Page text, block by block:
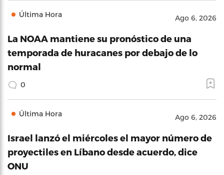
Última Hora Ago 6, 2026
La NOAA mantiene su pronóstico de una
temporada de huracanes por debajo de lo
normal
0
Última Hora Ago 6, 2026
Israel lanzó el miércoles el mayor número de
proyectiles en Líbano desde acuerdo, dice
ONU